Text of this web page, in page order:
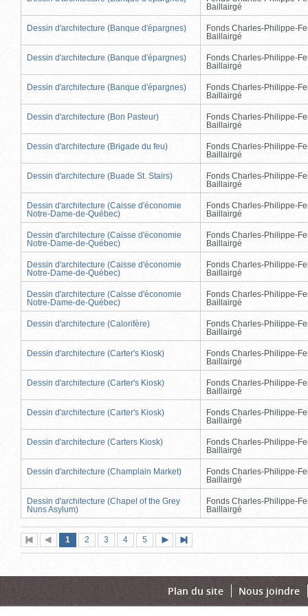
Baillairgé
Dessin d'architecture (Banque d'épargnes)
Fonds Charles-Philippe-
Baillairgé
Dessin d'architecture (Banque d'épargnes)
Fonds Charles-Philippe-
Baillairgé
Dessin d'architecture (Banque d'épargnes)
Fonds Charles-Philippe-
Baillairgé
Dessin d'architecture (Bon Pasteur)
Fonds Charles-Philippe-
Baillairgé
Dessin d'architecture (Brigade du feu)
Fonds Charles-Philippe-
Baillairgé
Dessin d'architecture (Buade St. Stairs)
Fonds Charles-Philippe-
Baillairgé
Dessin d'architecture (Caisse d'économie
Notre-Dame-de-Québec)
Fonds Charles-Philippe-
Baillairgé
Dessin d'architecture (Caisse d'économie
Notre-Dame-de-Québec)
Fonds Charles-Philippe-
Baillairgé
Dessin d'architecture (Caisse d'économie
Notre-Dame-de-Québec)
Fonds Charles-Philippe-
Baillairgé
Dessin d'architecture (Caisse d'économie
Notre-Dame-de-Québec)
Fonds Charles-Philippe-
Baillairgé
Dessin d'architecture (Calorifère)
Fonds Charles-Philippe-
Baillairgé
Dessin d'architecture (Carter's Kiosk)
Fonds Charles-Philippe-
Baillairgé
Dessin d'architecture (Carter's Kiosk)
Fonds Charles-Philippe-
Baillairgé
Dessin d'architecture (Carter's Kiosk)
Fonds Charles-Philippe-
Baillairgé
Dessin d'architecture (Carters Kiosk)
Fonds Charles-Philippe-
Baillairgé
Dessin d'architecture (Champlain Market)
Fonds Charles-Philippe-
Baillairgé
Dessin d'architecture (Chapel of the Grey
Nuns Asylum)
Fonds Charles-Philippe-
Baillairgé
Première
page
Page
précédente
Page
1 (page
actuelle)
Page
2 Page
3 Page
4 Page
5
suivante
page
Plan du site Nous joindre